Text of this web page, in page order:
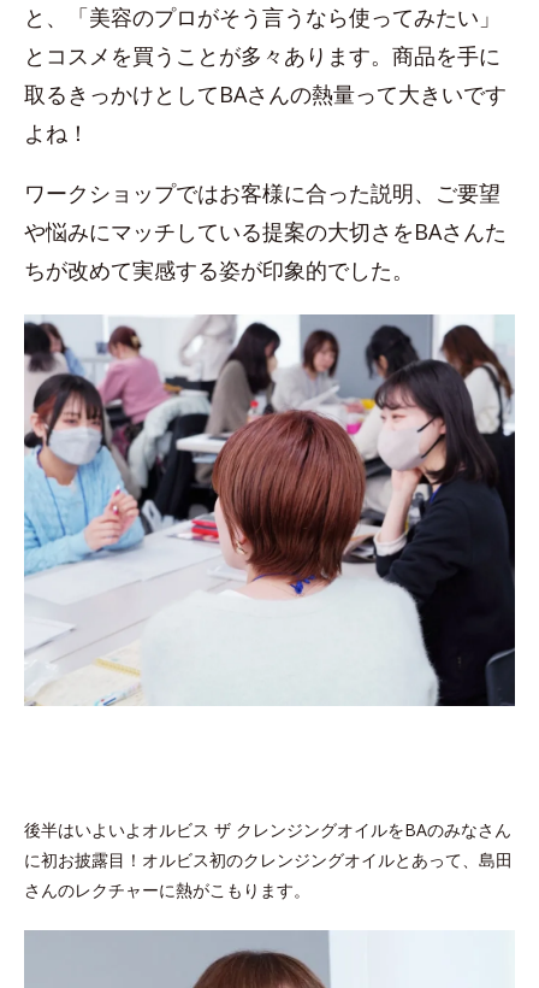
と、「美容のプロがそう言うなら使ってみたい」
とコスメを買うことが多々あります。商品を手に
取るきっかけとしてBAさんの熱量って大きいです
よね！
ワークショップではお客様に合った説明、ご要望
や悩みにマッチしている提案の大切さをBAさんた
ちが改めて実感する姿が印象的でした。
後半はいよいよオルビス ザ クレンジングオイルをBAのみなさん
に初お披露目！オルビス初のクレンジングオイルとあって、島田
さんのレクチャーに熱がこもります。